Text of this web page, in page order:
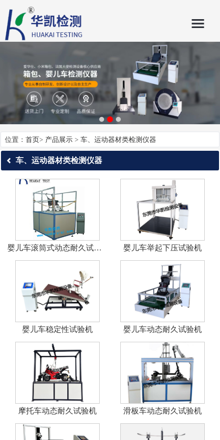
位置： 首页> 产品展示 > 车、运动器材类检测仪器
车、运动器材类检测仪器
婴儿车滚筒式动态耐久试验机 婴儿车举起下压试验机
婴儿车稳定性试验机 婴儿车动态耐久试验机
摩托车动态耐久试验机 滑板车动态耐久试验机